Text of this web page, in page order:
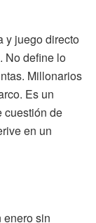
y juego directo
No define lo
Millonarios
Es un
cuestión de
en un
enero sin